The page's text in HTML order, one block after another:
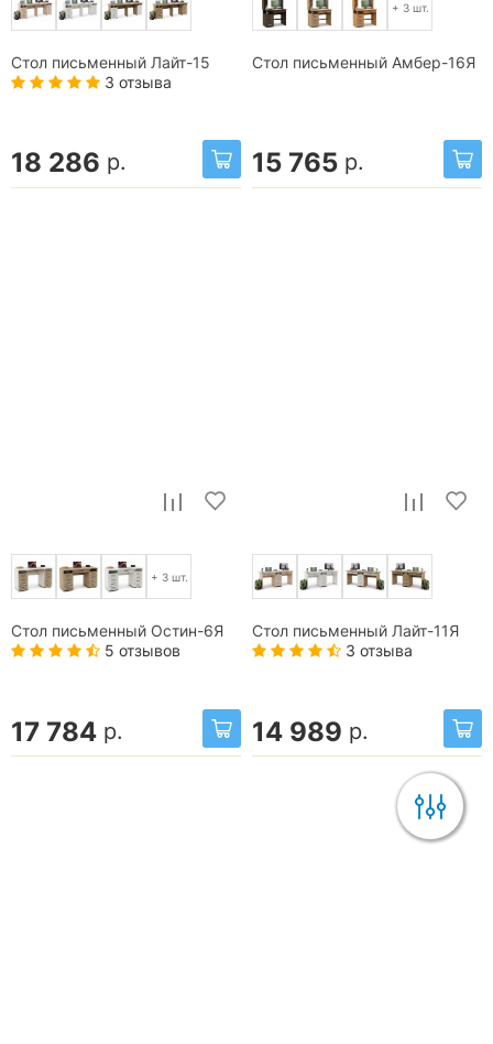
Стол письменный Лайт-15
3 отзыва
18 286 р.
+ 3 шт.
Стол письменный Амбер-16Я
15 765 р.
+ 3 шт.
Стол письменный Остин-6Я
5 отзывов
17 784 р.
Стол письменный Лайт-11Я
3 отзыва
14 989 р.